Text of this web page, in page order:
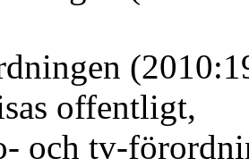
offentligt,
och tv-